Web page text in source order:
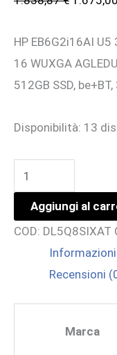
originale
era:
HP EB6G2i16AI
16 WUXGA
512GB SSD,
Disponibilità: 13
EB
6
G2I
16
Aggiungi al
COD: DL5Q8SIXAT
Recensioni
Marca